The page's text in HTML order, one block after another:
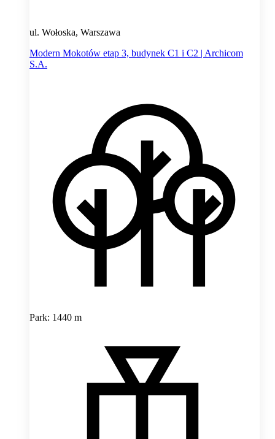
ul. Wołoska, Warszawa
Modern Mokotów etap 3, budynek C1 i C2 | Archicom
S.A.
Park: 1440 m